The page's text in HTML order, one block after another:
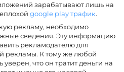
зарабатывают лишь на
google play трафик.
рекламу, необходимо
сведения. Эту информацию
рекламодателю для
рекламы. К тому же любой
что он тратит деньги на